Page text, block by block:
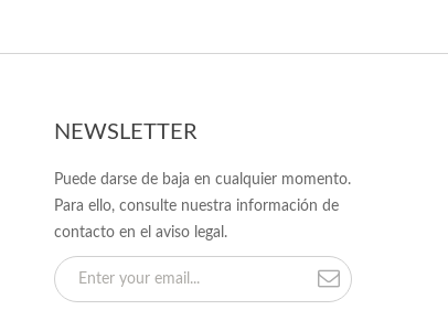
NEWSLETTER
Puede darse de baja en cualquier momento.
Para ello, consulte nuestra información de
contacto en el aviso legal.